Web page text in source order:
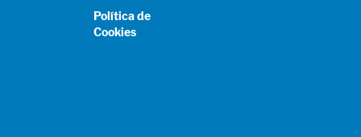
Política de
Cookies